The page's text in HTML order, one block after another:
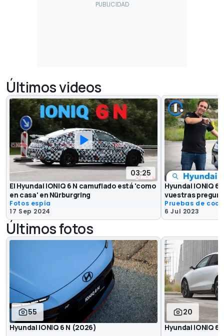
Últimos videos
03:25
El Hyundai IONIQ 6 N camuflado está 'como
en casa' en Nürburgring
Fotos espía
17 Sep 2024
Hyundai IONIQ
vuestras
Pruebas de
6 Jul 2023
Últimos fotos
55
Hyundai IONIQ 6 N (2026)
20
Hyundai IONIQ